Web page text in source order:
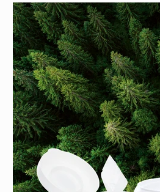
STRAUMANN iEXCEL
Straumann